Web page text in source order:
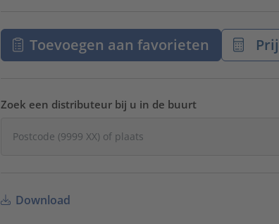
Toevoegen aan favorieten
Zoek een distributeur bij u in de buurt
Download